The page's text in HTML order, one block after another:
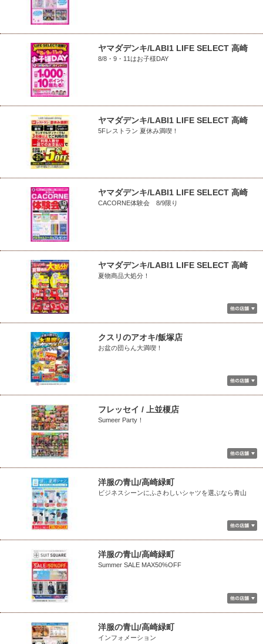
ヤマダデンキ/LABI1 LIFE SELECT 高崎
8/8・9・11はお子様DAY
ヤマダデンキ/LABI1 LIFE SELECT 高崎
5Fレストラン 夏休み満喫！
ヤマダデンキ/LABI1 LIFE SELECT 高崎
CACORNE体験会 8/9限り
ヤマダデンキ/LABI1 LIFE SELECT 高崎
夏物商品大処分！
クスリのアオキ/飯塚店
お盆の団らん大満喫！
フレッセイ / 上並榎店
Sumeer Party！
洋服の青山/高崎緑町
ビジネスシーンにふさわしいシャツを選ぶなら青山
洋服の青山/高崎緑町
Summer SALE MAX50%OFF
洋服の青山/高崎緑町
インフォメーション